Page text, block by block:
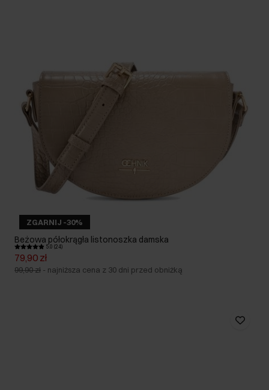
ZGARNIJ -30%
Beżowa półokrągła listonoszka damska
5.0 (24)
79,90 zł
99,90 zł - najniższa cena z 30 dni przed obniżką